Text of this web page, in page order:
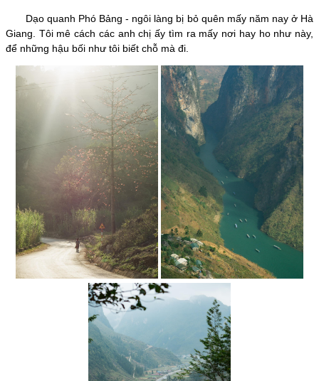
Dạo quanh Phó Bảng - ngôi làng bị bỏ quên mấy năm nay ở Hà
Giang. Tôi mê cách các anh chị ấy tìm ra mấy nơi hay ho như này,
để những hậu bối như tôi biết chỗ mà đi.